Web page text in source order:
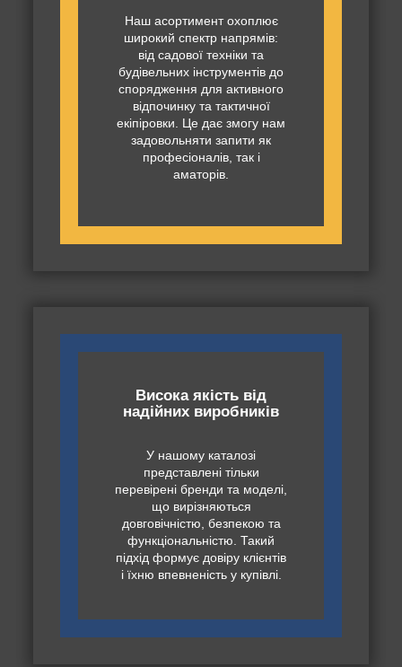
Наш асортимент охоплює
широкий спектр напрямів:
від садової техніки та
будівельних інструментів до
спорядження для активного
відпочинку та тактичної
екіпіровки. Це дає змогу нам
задовольняти запити як
професіоналів, так і
аматорів.
Висока якість від
надійних виробників
У нашому каталозі
представлені тільки
перевірені бренди та моделі,
що вирізняються
довговічністю, безпекою та
функціональністю. Такий
підхід формує довіру клієнтів
і їхню впевненість у купівлі.